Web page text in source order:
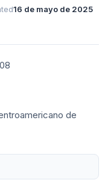
16 de mayo de 2025
de